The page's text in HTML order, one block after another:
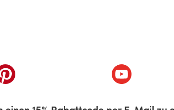
(öffnet sich in einem neuen Tab)(öffnet sich in